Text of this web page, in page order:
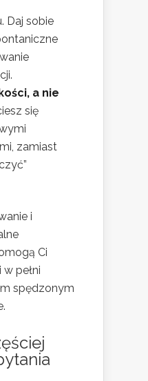
Daj sobie
a nie
się
zamiast
i
Ci
pełni
spędzonym